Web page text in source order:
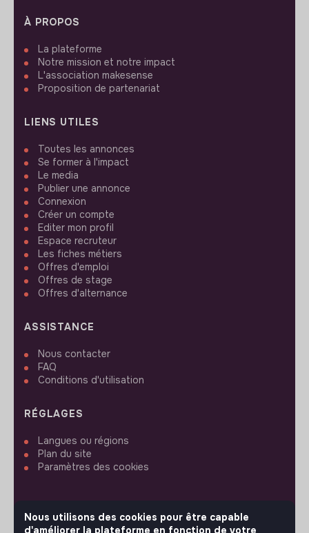
À PROPOS
La plateforme
Notre mission et notre impact
L'association makesense
Proposition de partenariat
LIENS UTILES
Toutes les annonces
Se former à l'impact
Le media
Publier une annonce
Connexion
Créer un compte
Editer mon profil
Espace recruteur
Les fiches métiers
Offres d'emploi
Offres de stage
Offres d'alternance
ASSISTANCE
Nous contacter
FAQ
Conditions d'utilisation
RÉGLAGES
Langues ou régions
Plan du site
Paramètres des cookies
Nous utilisons des cookies pour être capable
d'améliorer la plateforme en fonction de votre